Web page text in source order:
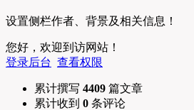
设置侧栏作者、背景及相关信息！
您好，欢迎到访网站！
登录后台 查看权限
累计撰写 4409 篇文章
累计收到 0 条评论